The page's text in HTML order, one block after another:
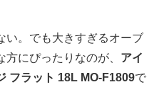
い。でも大きすぎるオーブ
にぴったりなのが、 アイ
フラット 18L MO-F1809で